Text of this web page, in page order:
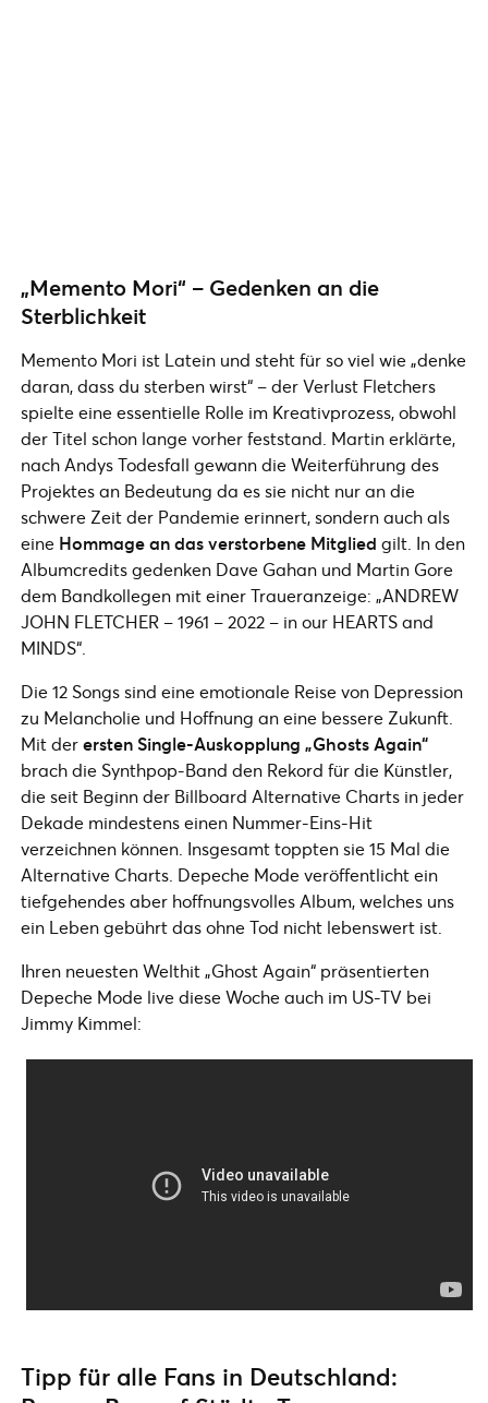
„Memento Mori“ – Gedenken an die
Sterblichkeit
Memento Mori ist Latein und steht für so viel wie „denke
daran, dass du sterben wirst“ – der Verlust Fletchers
spielte eine essentielle Rolle im Kreativprozess, obwohl
der Titel schon lange vorher feststand. Martin erklärte,
nach Andys Todesfall gewann die Weiterführung des
Projektes an Bedeutung da es sie nicht nur an die
schwere Zeit der Pandemie erinnert, sondern auch als
eine Hommage an das verstorbene Mitglied gilt. In den
Albumcredits gedenken Dave Gahan und Martin Gore
dem Bandkollegen mit einer Traueranzeige: „ANDREW
JOHN FLETCHER – 1961 – 2022 – in our HEARTS and
MINDS“.
Die 12 Songs sind eine emotionale Reise von Depression
zu Melancholie und Hoffnung an eine bessere Zukunft.
Mit derersten Single-Auskopplung „Ghosts Again“
brach die Synthpop-Band den Rekord für die Künstler,
die seit Beginn der Billboard Alternative Charts in jeder
Dekade mindestens einen Nummer-Eins-Hit
verzeichnen können. Insgesamt toppten sie 15 Mal die
Alternative Charts. Depeche Mode veröffentlicht ein
tiefgehendes aber hoffnungsvolles Album, welches uns
ein Leben gebührt das ohne Tod nicht lebenswert ist.
Ihren neuesten Welthit „Ghost Again“ präsentierten
Depeche Mode live diese Woche auch im US-TV bei
Jimmy Kimmel:
Tipp für alle Fans in Deutschland: